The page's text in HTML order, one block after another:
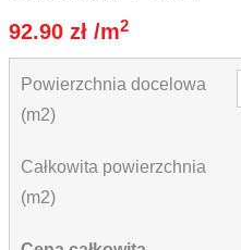
92.90 zł/m2
Powierzchnia docelowa
(m2)
Całkowita powierzchnia
(m2)